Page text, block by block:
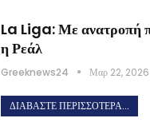
La Liga: Με ανατροπή
η Ρεάλ
Greeknews24 Μαρ 22, 2026
ΔΙΑΒΆΣΤΕ ΠΕΡΙΣΣΌΤΕΡΑ...